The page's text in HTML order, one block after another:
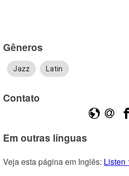
Gêneros
Jazz Latin
Contato
Em outras línguas
Veja esta página em Inglês: